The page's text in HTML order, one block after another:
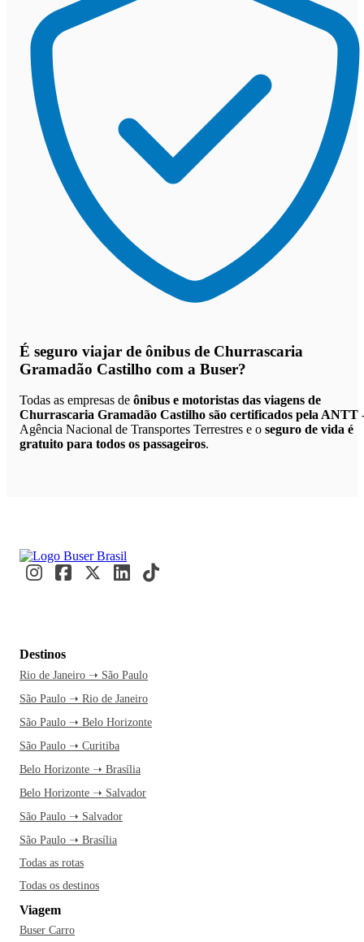
É seguro viajar de ônibus de Churrascaria
Gramadão Castilho com a Buser?
Todas as empresas de ônibus e motoristas das viagens de
Churrascaria Gramadão Castilho são certificados pela ANTT
Agência Nacional de Transportes Terrestres e o seguro de vida é
gratuito para todos os passageiros.
Destinos
Rio de Janeiro ➝ São Paulo
São Paulo ➝ Rio de Janeiro
São Paulo ➝ Belo Horizonte
São Paulo ➝ Curitiba
Belo Horizonte ➝ Brasília
Belo Horizonte ➝ Salvador
São Paulo ➝ Salvador
São Paulo ➝ Brasília
Todas as rotas
Todas os destinos
Viagem
Buser Carro